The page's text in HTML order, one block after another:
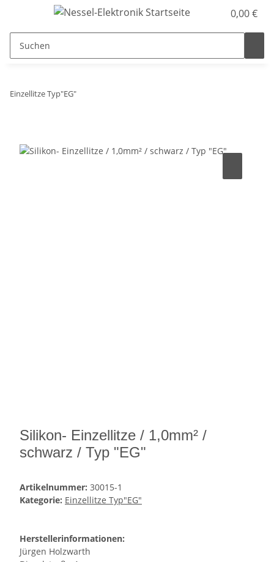
0,00 €
Einzellitze Typ"EG"
Silikon- Einzellitze / 1,0mm² /
schwarz / Typ "EG"
Artikelnummer: 30015-1
Kategorie: Einzellitze Typ"EG"
Herstellerinformationen:
Jürgen Holzwarth